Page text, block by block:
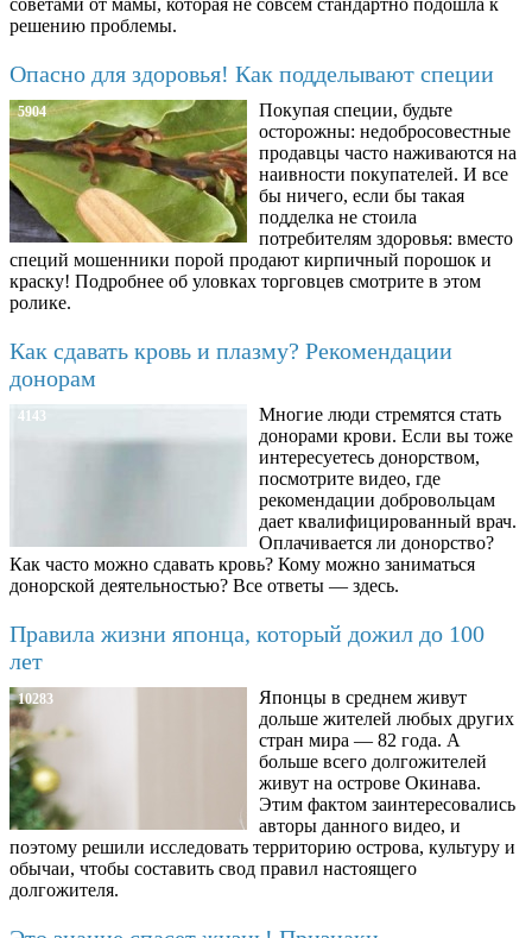
советами от мамы, которая не совсем стандартно подошла к
решению проблемы.
Опасно для здоровья! Как подделывают специи
5904
Покупая специи, будьте
осторожны: недобросовестные
продавцы часто наживаются на
наивности покупателей. И все
бы ничего, если бы такая
подделка не стоила
потребителям здоровья: вместо
специй мошенники порой продают кирпичный порошок и
краску! Подробнее об уловках торговцев смотрите в этом
ролике.
Как сдавать кровь и плазму? Рекомендации
донорам
4143
Многие люди стремятся стать
донорами крови. Если вы тоже
интересуетесь донорством,
посмотрите видео, где
рекомендации добровольцам
дает квалифицированный врач.
Оплачивается ли донорство?
Как часто можно сдавать кровь? Кому можно заниматься
донорской деятельностью? Все ответы — здесь.
Правила жизни японца, который дожил до 100
лет
10283
Японцы в среднем живут
дольше жителей любых других
стран мира — 82 года. А
больше всего долгожителей
живут на острове Окинава.
Этим фактом заинтересовались
авторы данного видео, и
поэтому решили исследовать территорию острова, культуру и
обычаи, чтобы составить свод правил настоящего
долгожителя.